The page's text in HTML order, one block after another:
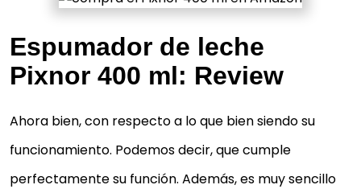
Espumador de leche
Pixnor 400 ml: Review
Ahora bien, con respecto a lo que bien siendo su
funcionamiento. Podemos decir, que cumple
perfectamente su función. Además, es muy sencillo